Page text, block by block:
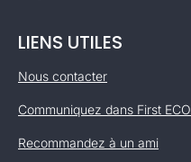
LIENS UTILES
Nous contacter
Communiquez dans First ECO
Recommandez à un ami